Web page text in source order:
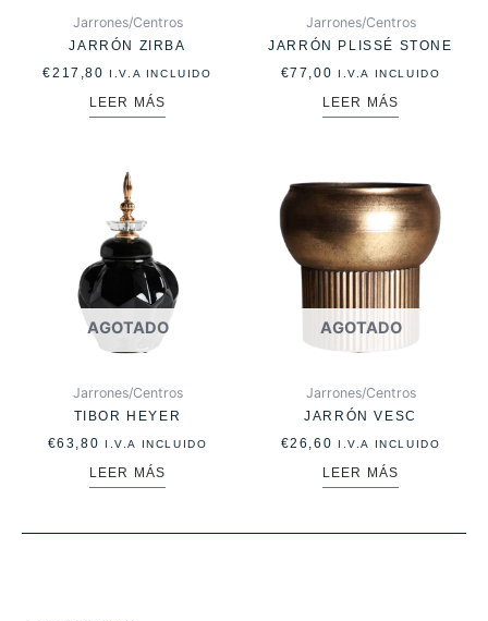
Jarrones/Centros
JARRÓN ZIRBA
€217,80 I.V.A INCLUIDO
LEER MÁS
Jarrones/Centros
JARRÓN PLISSÉ STONE
€77,00 I.V.A INCLUIDO
LEER MÁS
AGOTADO
Jarrones/Centros
TIBOR HEYER
€63,80 I.V.A INCLUIDO
LEER MÁS
AGOTADO
Jarrones/Centros
JARRÓN VESC
€26,60 I.V.A INCLUIDO
LEER MÁS